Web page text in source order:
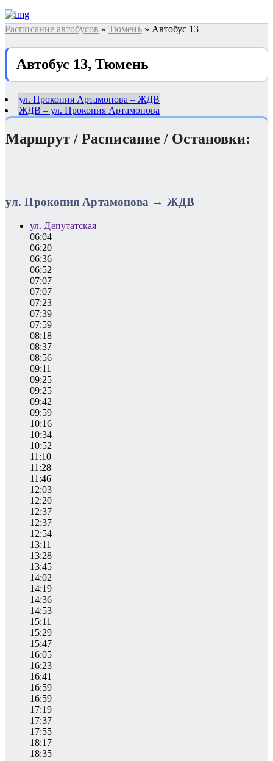
Расписание автобусов » Тюмень» Автобус 13
Автобус 13, Тюмень
ул. Прокопия Артамонова – ЖДВ
ЖДВ – ул. Прокопия Артамонова
Маршрут / Расписание / Остановки:
ул. Прокопия Артамонова → ЖДВ
ул. Депутатская
06:04
06:20
06:36
06:52
07:07
07:07
07:23
07:39
07:59
08:18
08:37
08:56
09:11
09:25
09:25
09:42
09:59
10:16
10:34
10:52
11:10
11:28
11:46
12:03
12:20
12:37
12:37
12:54
13:11
13:28
13:45
14:02
14:19
14:36
14:53
15:11
15:29
15:47
16:05
16:23
16:41
16:59
16:59
17:19
17:37
17:55
18:17
18:35